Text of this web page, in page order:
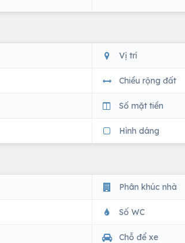
Vị trí
Chiều rộng đất
Số mặt tiền
Hình dáng
Phân khúc nhà
Số WC
Chỗ để xe